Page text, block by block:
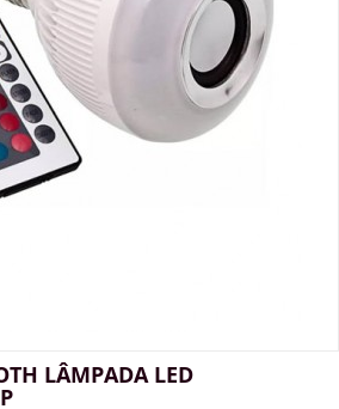
LÂMPADA LED